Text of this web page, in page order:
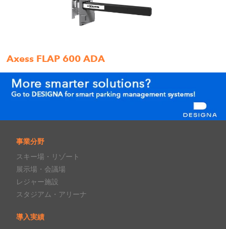
Axess FLAP 600 ADA
事業分野
スキー場・リゾート
展示場・会議場
レジャー施設
スタジアム・アリーナ
導入実績